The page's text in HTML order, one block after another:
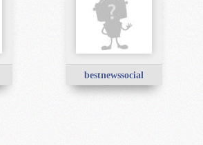
bestnewssocial